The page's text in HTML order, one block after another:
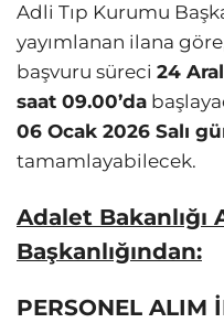
Adli Tıp Kurumu
yayımlanan ilana
başvuru süreci 24
saat 09.00’da
06 Ocak 2026 Salı
tamamlayabilecek.
Adalet Bakanlığı
Başkanlığından:
PERSONEL ALIM